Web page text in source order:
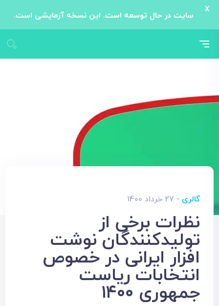
گالری - 27 خرداد 1400
نظرات برخی از
تولیدکنندگان نوشت
افزار ایرانی در خصوص
انتخابات ریاست
جمهوری ۱۴۰۰
سایت در حال توسعه است. این نسخه آزمایشی است.
X